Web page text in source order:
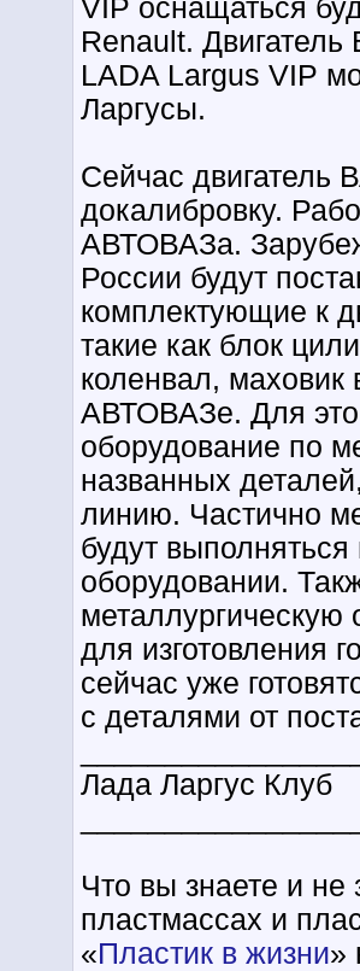
VIP оснащаться
Renault.
LADA Largus VIP
Ларгусы.
Сейчас двигатель
докалибровку.
АВТОВАЗа.
России будут
комплектующие к
такие как блок
коленвал, маховик
АВТОВАЗе. Для
оборудование по
названных
линию. Частично
будут
оборудовании.
металлургическую
для изготовления
сейчас уже
с деталями от
Лада Ларгус Клуб
Что вы знаете и не
пластмассах и
«Пластик в жизни»